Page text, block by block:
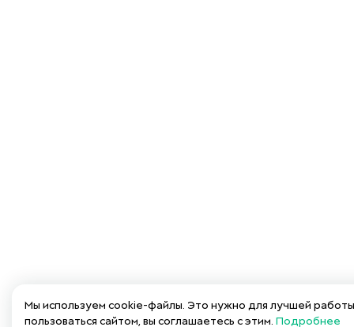
Мы используем cookie-файлы. Это нужно для лучшей
пользоваться сайтом, вы соглашаетесь с этим. Подробнее